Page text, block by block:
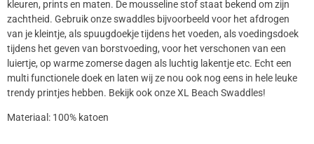
kleuren, prints en maten. De mousseline stof staat bekend om zijn
zachtheid. Gebruik onze swaddles bijvoorbeeld voor het afdrogen
van je kleintje, als spuugdoekje tijdens het voeden, als voedingsdoek
tijdens het geven van borstvoeding, voor het verschonen van een
luiertje, op warme zomerse dagen als luchtig lakentje etc. Echt een
multi functionele doek en laten wij ze nou ook nog eens in hele leuke
trendy printjes hebben. Bekijk ook onze XL Beach Swaddles!
Materiaal: 100% katoen